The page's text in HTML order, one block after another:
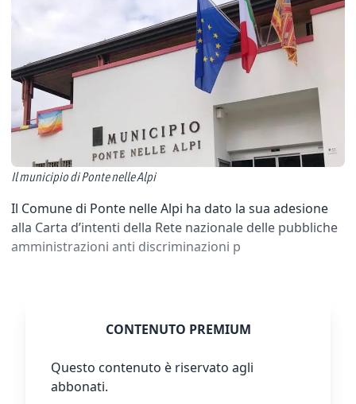
Il municipio di Ponte nelle Alpi
Il Comune di Ponte nelle Alpi ha dato la sua adesione
alla Carta d’intenti della Rete nazionale delle pubbliche
amministrazioni anti discriminazioni p
CONTENUTO PREMIUM
Questo contenuto è riservato agli
abbonati.